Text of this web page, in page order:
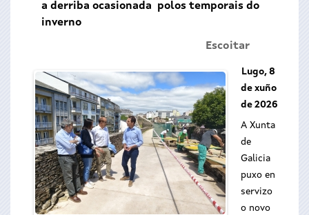
a derriba ocasionada polos temporais do
inverno
Escoitar
Lugo, 8
de xuño
de 2026
A Xunta
de
Galicia
puxo en
servizo
o novo